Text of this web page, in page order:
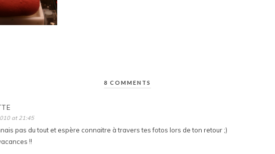
8 COMMENTS
at 21:45
pas du tout et espère connaitre à travers tes fotos lors de ton retour ;)
!!